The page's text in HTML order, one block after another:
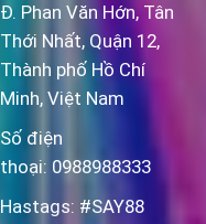
Đ. Phan Văn Hớn, Tân
Thới Nhất, Quận 12,
Thành phố Hồ Chí
Minh, Việt Nam
Số điện
thoại: 0988988333
Hastags: #SAY88